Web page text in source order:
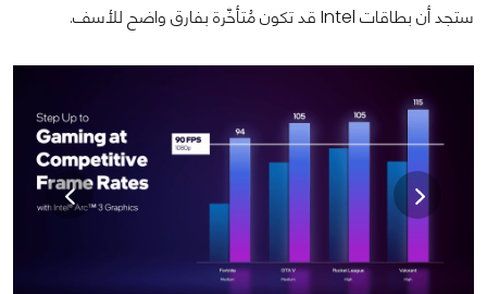
ستجد أن بطاقات Intel قد تكون مُتأخّرة بفارق واضح للأسف.